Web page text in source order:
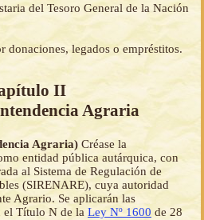
del Tesoro General de la Nación
donaciones, legados o empréstitos.
II
Agraria
Agraria) Créase la
entidad pública autárquica, con
al Sistema de Regulación de
(SIRENARE), cuya autoridad
Agrario. Se aplicarán las
el Título N de la Ley Nº 1600 de 28